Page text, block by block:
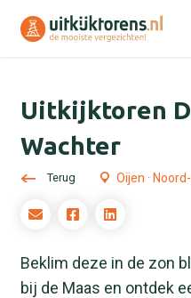
Uitkijktoren
Wachter
Terug Oijen ·
Beklim deze in de zon
bij de Maas en ontdek